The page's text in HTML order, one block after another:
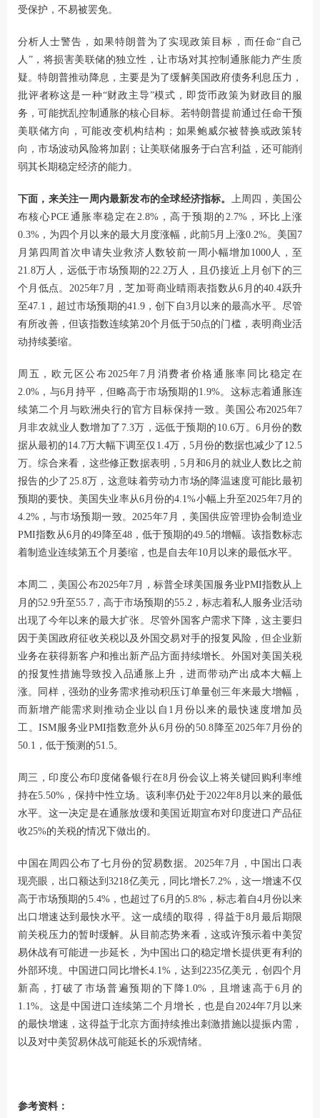
受保护，不易被罢免。
分析人士警告，如果特朗普为了实现政策目标，而任命“自己
人”，将损害美联储的独立性，让市场对其控制通胀能力产生质
疑。特朗普推动降息，主要是为了缓解美国政府债务利息压力，
批评者称这是一种“财政主导”模式，即货币政策为财政目的服
务，可能扰乱控制通胀的核心目标。若特朗普提前通过任命干预
美联储方向，可能改变机构结构；如果鲍威尔被替换或政策转
向，市场波动风险将加剧；让美联储服务于白宫利益，还可能削
弱其长期稳定经济的能力。
下面，来关注一周内最新发布的全球经济指标。
上周四，美国公
布核心PCE通胀率稳定在2.8%，高于预期的2.7%，环比上涨
0.3%，为四个月以来的最大月度涨幅，此前5月上涨0.2%。美国7
月第四周首次申请失业救济人数较前一周小幅增加1000人，至
21.8万人，远低于市场预期的22.2万人，且仍接近上月创下的三
个月低点。2025年7月，芝加哥商业晴雨表指数从6月的40.4跃升
至47.1，超过市场预期的41.9，创下自3月以来的最高水平。尽管
有所改善，但该指数连续第20个月低于50点的门槛，表明商业活
动持续萎缩。
周五，欧元区公布2025年7月消费者价格通胀率同比稳定在
2.0%，与6月持平，但略高于市场预期的1.9%。这标志着通胀连
续第二个月与欧洲央行的官方目标保持一致。美国公布2025年7
月非农就业人数增加了7.3万，远低于预期的10.6万。6月份的数
据从最初的14.7万大幅下调至仅1.4万，5月份的数据也减少了12.5
万。综合来看，这些修正数据表明，5月和6月的就业人数比之前
报告的少了25.8万，这意味着劳动力市场的降温速度可能比最初
预期的要快。美国失业率从6月份的4.1%小幅上升至2025年7月的
4.2%，与市场预期一致。2025年7月，美国供应管理协会制造业
PMI指数从6月的49降至48，低于预期的49.5的增幅。该指数标志
着制造业连续第五个月萎缩，也是自去年10月以来的最低水平。
本周二，美国公布2025年7月，标普全球美国服务业PMI指数从上
月的52.9升至55.7，高于市场预期的55.2，标志着私人服务业活动
出现了今年以来的最大扩张。尽管外国客户需求下降，这主要归
因于美国政府征收关税以及外国交易对手的报复风险，但企业新
业务在获得新客户和推出新产品方面持续增长。外国对美国关税
的报复性措施导致投入品通胀上升，进而带动产出成本大幅上
涨。同样，强劲的业务需求推动积压订单量创三年来最大增幅，
而新增产能需求则推动企业以自1月份以来的最快速度增加员
工。ISM服务业PMI指数意外从6月份的50.8降至2025年7月份的
50.1，低于预测的51.5。
周三，印度公布印度储备银行在8月份会议上将关键回购利率维
持在5.50%，保持中性立场。该利率仍处于2022年8月以来的最低
水平。这一决定是在通胀放缓和美国近期宣布对印度进口产品征
收25%的关税的情况下做出的。
中国在周四公布了七月份的贸易数据。2025年7月，中国出口表
现亮眼，出口额达到3218亿美元，同比增长7.2%，这一增速不仅
高于市场预期的5.4%，也超过了6月的5.8%，标志着自4月份以来
出口增速达到最快水平。这一成绩的取得，得益于8月最后期限
前关税压力的暂时缓解。从目前态势来看，这或许预示着中美贸
易休战有可能进一步延长，为中国出口的稳定增长提供更有利的
外部环境。中国进口同比增长4.1%，达到2235亿美元，创四个月
新高，打破了市场普遍预期的下降1.0%，且增速高于6月的
1.1%。这是中国进口连续第二个月增长，也是自2024年7月以来
的最快增速，这得益于北京方面持续推出刺激措施以提振内需，
以及对中美贸易休战可能延长的乐观情绪。
参考资料：